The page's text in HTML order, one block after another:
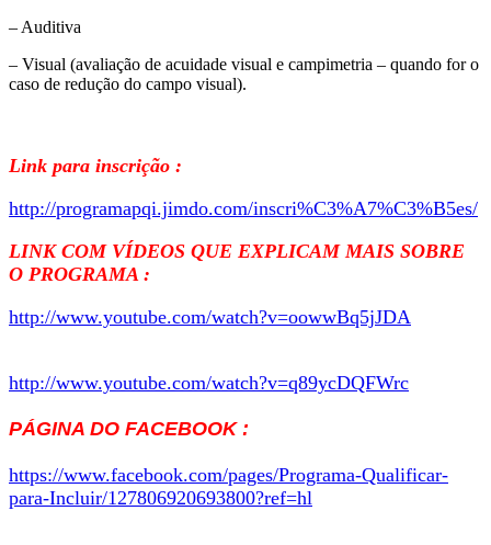
– Auditiva
– Visual (avaliação de acuidade visual e campimetria – quando for o
caso de redução do campo visual).
Link para inscrição :
http://programapqi.jimdo.com/inscri%C3%A7%C3%B5es/
LINK COM VÍDEOS QUE EXPLICAM MAIS SOBRE
O PROGRAMA :
http://www.youtube.com/watch?v=oowwBq5jJDA
http://www.youtube.com/watch?v=q89ycDQFWrc
PÁGINA DO FACEBOOK :
https://www.facebook.com/pages/Programa-Qualificar-
para-Incluir/127806920693800?ref=hl